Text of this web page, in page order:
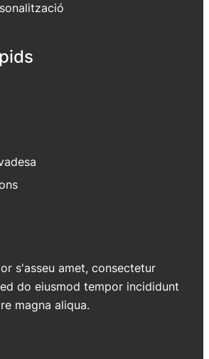
s'asseu amet, consectetur
do eiusmod tempor incididunt
magna aliqua.